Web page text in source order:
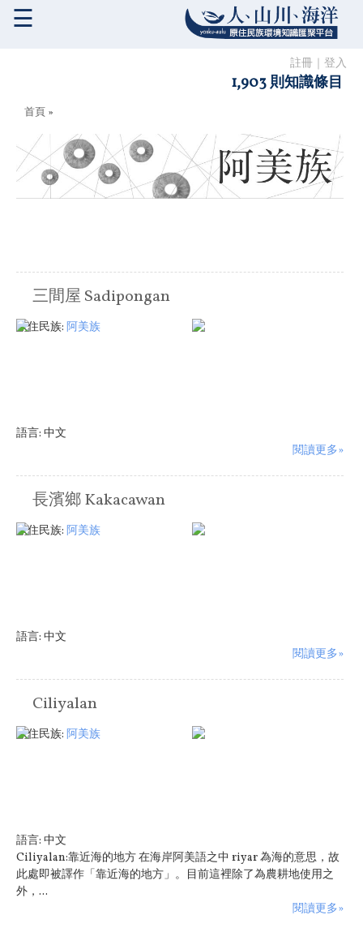
註冊 登入
1,903 則知識條目
☰
您在這裡
首頁 »
三間屋 Sadipongan
原住民族: 阿美族
語言: 中文
閱讀更多»
長濱鄉 Kakacawan
原住民族: 阿美族
語言: 中文
閱讀更多»
Ciliyalan
原住民族: 阿美族
語言: 中文
Ciliyalan:靠近海的地方 在海岸阿美語之中 riyar 為海的意思，故
此處即被譯作「靠近海的地方」。目前這裡除了為農耕地使用之
外，...
閱讀更多»